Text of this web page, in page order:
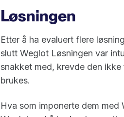
Løsningen
Etter å ha evaluert flere
slutt Weglot Løsningen var
snakket med, krevde den
brukes.
Hva som imponerte dem